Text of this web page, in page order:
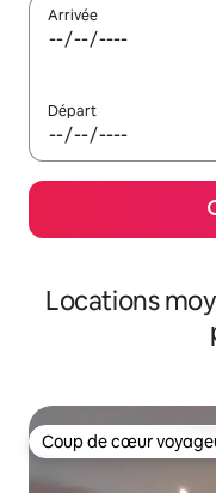
Arrivée
Départ
Locations
Coup de cœur
Coup de cœur